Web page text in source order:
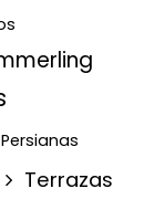
Persianas
Terrazas